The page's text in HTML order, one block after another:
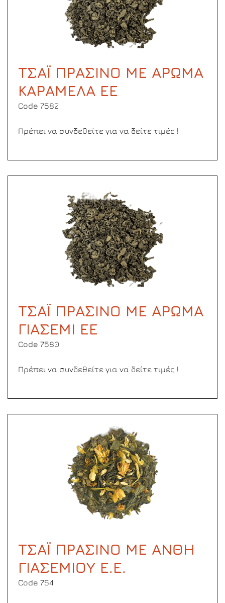
ΤΣΑΪ ΠΡΑΣΙΝΟ ΜΕ ΑΡΩΜΑ
ΚΑΡΑΜΕΛΑ ΕΕ
Code 7582
Πρέπει να συνδεθείτε για να δείτε τιμές !
ΤΣΑΪ ΠΡΑΣΙΝΟ ΜΕ ΑΡΩΜΑ
ΓΙΑΣΕΜΙ ΕΕ
Code 7580
Πρέπει να συνδεθείτε για να δείτε τιμές !
ΤΣΑΪ ΠΡΑΣΙΝΟ ΜΕ ΑΝΘΗ
ΓΙΑΣΕΜΙΟΥ Ε.Ε.
Code 754